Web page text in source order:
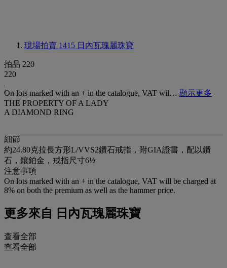
現場拍賣 1415 日內瓦瑰麗珠寶
拍品 220
220
On lots marked with an + in the catalogue, VAT wil… 顯示更多
THE PROPERTY OF A LADY
A DIAMOND RING
細節
約24.80克拉長方形L/VVS2鑽石戒指，附GIA證書，配以鑽
石，鑲鉑金，戒指尺寸6½
注意事項
On lots marked with an + in the catalogue, VAT will be charged at
8% on both the premium as well as the hammer price.
更多來自 日內瓦瑰麗珠寶
查看全部
查看全部